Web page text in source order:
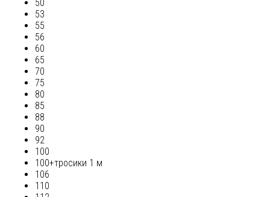
50
53
55
56
60
65
70
75
80
85
88
90
92
100
100+тросики 1 м
106
110